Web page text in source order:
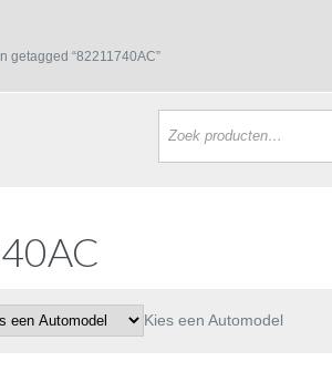
getagged “82211740AC”
Kies een Automodel